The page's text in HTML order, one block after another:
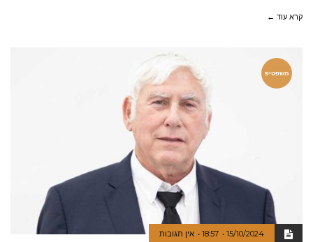
קרא עוד ←
משפטיפ
15/10/2024
18:57 אין תגובות